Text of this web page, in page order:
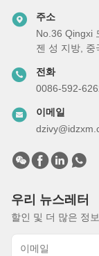
주소
No.36 Qingxi
젠 성 지방, 중
전화
0086-592-
이메일
우리 뉴스레터
할인 및 더 많은 정